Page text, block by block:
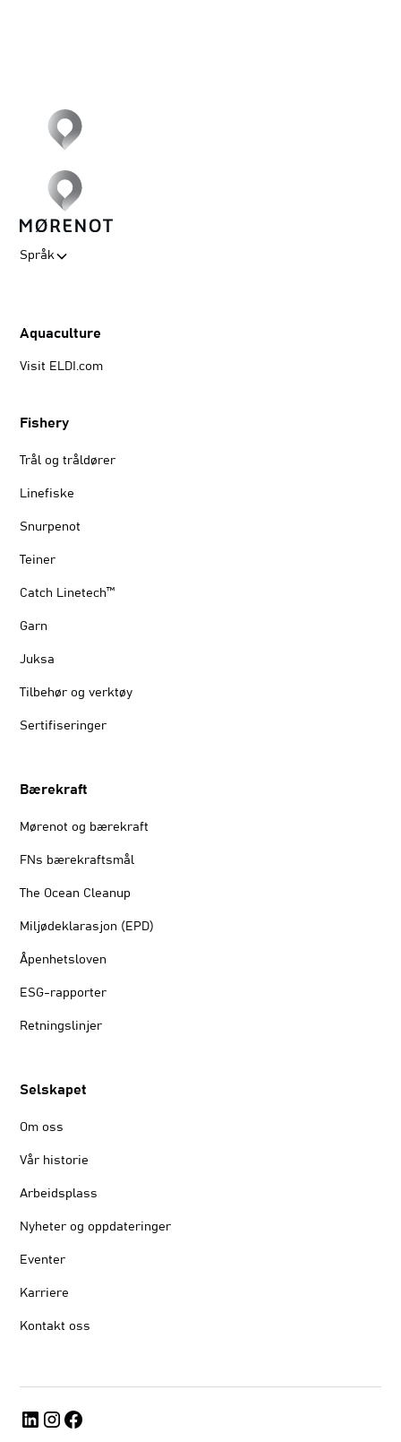
Språk
Aquaculture
Visit ELDI.com
Fishery
Trål og tråldører
Linefiske
Snurpenot
Teiner
Catch Linetech™
Garn
Juksa
Tilbehør og verktøy
Sertifiseringer
Bærekraft
Mørenot og bærekraft
FNs bærekraftsmål
The Ocean Cleanup
Miljødeklarasjon (EPD)
Åpenhetsloven
ESG-rapporter
Retningslinjer
Selskapet
Om oss
Vår historie
Arbeidsplass
Nyheter og oppdateringer
Eventer
Karriere
Kontakt oss